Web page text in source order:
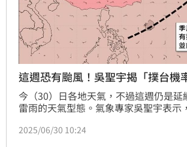
這週恐有颱風！吳聖宇揭「撲台機
今（30）日各地天氣，不過這週仍是延
雷雨的天氣型態。氣象專家吳聖宇表示
壓甚至是颱風，尤其後半週的機會較高
2025/06/30 10:24